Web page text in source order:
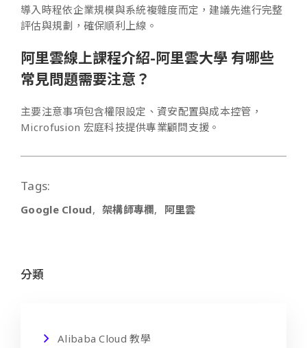
導入時程依企業規模與系統複雜度而定，建議先進行完整
評估與規劃，確保順利上線。
阿里雲線上課程介紹-阿里雲大學 有哪些
常見問題需要注意？
主要注意事項包含權限設定、資安配置與成本控管，
Microfusion 宏庭科技提供專業顧問支援。
Tags:
Google Cloud 架構師專欄 阿里雲
分類
Alibaba Cloud 教學